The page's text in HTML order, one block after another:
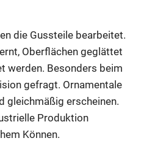
die Gussteile bearbeitet.
Oberflächen geglättet
werden. Besonders beim
gefragt. Ornamentale
gleichmäßig erscheinen.
Produktion
Können.